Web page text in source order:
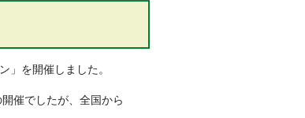
」を開催しました。
催でしたが、全国から